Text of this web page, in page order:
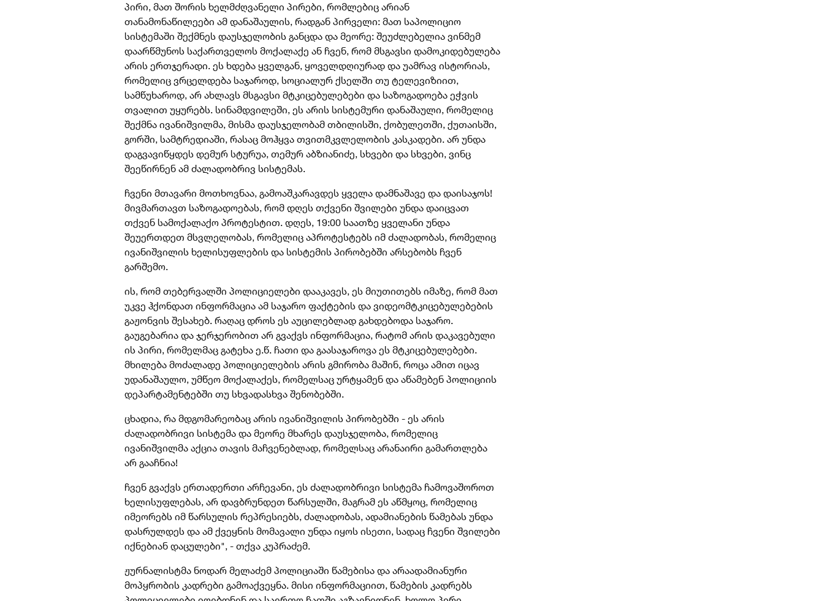
პირი, მათ შორის ხელმძღვანელი პირები, რომლებიც არიან
თანამონაწილეები ამ დანაშაულის, რადგან პირველი: მათ საპოლიციო
სისტემაში შექმნეს დაუსჯელობის განცდა და მეორე: შეუძლებელია ვინმემ
დაარწმუნოს საქართველოს მოქალაქე ან ჩვენ, რომ მსგავსი დამოკიდებულება
არის ერთჯერადი. ეს ხდება ყველგან, ყოველდღიურად და უამრავ ისტორიას,
რომელიც ვრცელდება საჯაროდ, სოციალურ ქსელში თუ ტელევიზიით,
სამწუხაროდ, არ ახლავს მსგავსი მტკიცებულებები და საზოგადოება ეჭვის
თვალით უყურებს. სინამდვილეში, ეს არის სისტემური დანაშაული, რომელიც
შექმნა ივანიშვილმა, მისმა დაუსჯელობამ თბილისში, ქობულეთში, ქუთაისში,
გორში, სამტრედიაში, რასაც მოჰყვა თვითმკვლელობის კასკადები. არ უნდა
დაგვავიწყდეს დემურ სტურუა, თემურ აბზიანიძე, სხვები და სხვები, ვინც
შეეწირნენ ამ ძალადობრივ სისტემას.
ჩვენი მთავარი მოთხოვნაა, გამოაშკარავდეს ყველა დამნაშავე და დაისაჯოს!
მივმართავთ საზოგადოებას, რომ დღეს თქვენი შვილები უნდა დაიცვათ
თქვენ სამოქალაქო პროტესტით. დღეს, 19:00 საათზე ყველანი უნდა
შეუერთდეთ მსვლელობას, რომელიც აპროტესტებს იმ ძალადობას, რომელიც
ივანიშვილის ხელისუფლების და სისტემის პირობებში არსებობს ჩვენ
გარშემო.
ის, რომ თებერვალში პოლიციელები დააკავეს, ეს მიუთითებს იმაზე, რომ მათ
უკვე ჰქონდათ ინფორმაცია ამ საჯარო ფაქტების და ვიდეომტკიცებულებების
გაჟონვის შესახებ. რაღაც დროს ეს აუცილებლად გახდებოდა საჯარო.
გაუგებარია და ჯერჯერობით არ გვაქვს ინფორმაცია, რატომ არის დაკავებული
ის პირი, რომელმაც გატეხა ე.წ. ჩათი და გაასაჯაროვა ეს მტკიცებულებები.
მხილება მოძალადე პოლიციელების არის გმირობა მაშინ, როცა ამით იცავ
უდანაშაულო, უმწეო მოქალაქეს, რომელსაც ურტყამენ და აწამებენ პოლიციის
დეპარტამენტებში თუ სხვადასხვა შენობებში.
ცხადია, რა მდგომარეობაც არის ივანიშვილის პირობებში - ეს არის
ძალადობრივი სისტემა და მეორე მხარეს დაუსჯელობა, რომელიც
ივანიშვილმა აქცია თავის მაჩვენებლად, რომელსაც არანაირი გამართლება
არ გააჩნია!
ჩვენ გვაქვს ერთადერთი არჩევანი, ეს ძალადობრივი სისტემა ჩამოვაშოროთ
ხელისუფლებას, არ დავბრუნდეთ წარსულში, მაგრამ ეს აწმყოც, რომელიც
იმეორებს იმ წარსულის რეპრესიებს, ძალადობას, ადამიანების წამებას უნდა
დასრულდეს და ამ ქვეყნის მომავალი უნდა იყოს ისეთი, სადაც ჩვენი შვილები
იქნებიან დაცულები", - თქვა კუპრაძემ.
ჟურნალისტმა ნოდარ მელაძემ პოლიციაში წამებისა და არაადამიანური
მოპყრობის კადრები გამოაქვეყნა. მისი ინფორმაციით, წამების კადრებს